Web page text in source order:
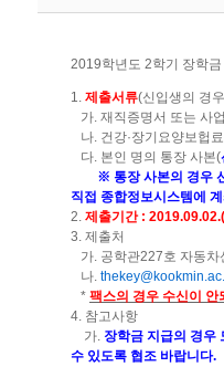
2019학년도 2학기 장학
1. 제출서류(신입생의 경
가. 재직증명서 또는 사
나. 건강·장기요양보헙
다. 본인 명의 통장 사본(
※ 통장 사본의 경우
직접 종합정보시스템에
2. 제출기간 :
3. 제출처
가. 공학관227호 자동차
나.
* 팩스의 경우 수신이 안
4. 참고사항
가. 장학금 지급의 경우
수 있도록 협조 바랍니다.